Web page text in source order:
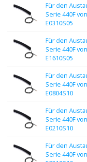
Für den
Serie 440F
E0310S05
Für den
Serie 440F
E1610S05
Für den
Serie 440F
E0804S10
Für den
Serie 440F
E0210S10
Für den
Serie 440F